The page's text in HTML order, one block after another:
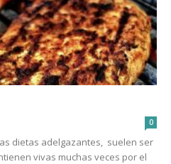
0
dietas adelgazantes, suelen ser
vivas muchas veces por el